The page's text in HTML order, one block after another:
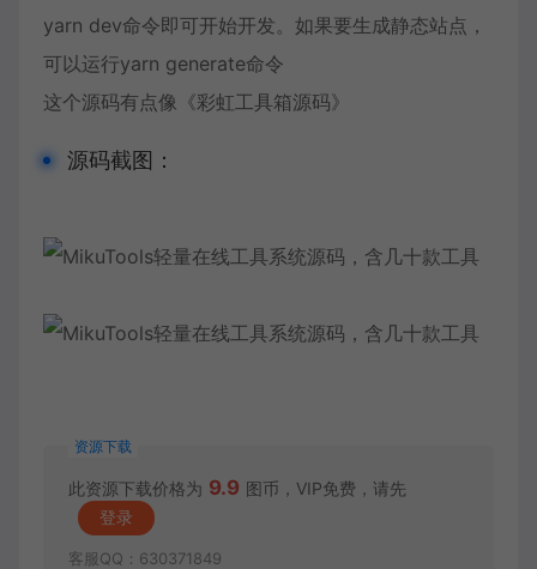
yarn dev命令即可开始开发。如果要生成静态站点，
可以运行yarn generate命令
这个源码有点像《彩虹工具箱源码》
源码截图：
资源下载
此资源下载价格为 9.9 图币，VIP免费，请先
登录
客服QQ：630371849